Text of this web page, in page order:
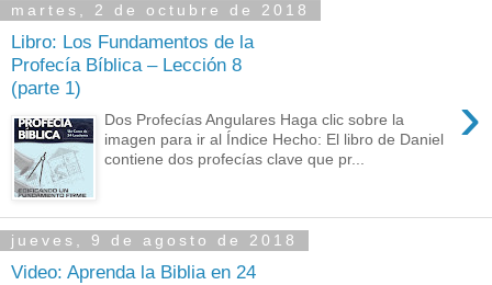
martes, 2 de octubre de 2018
Libro: Los Fundamentos de la
Profecía Bíblica – Lección 8
(parte 1)
›
Dos Profecías Angulares Haga clic sobre la
imagen para ir al Índice Hecho: El libro de Daniel
contiene dos profecías clave que pr...
jueves, 9 de agosto de 2018
Video: Aprenda la Biblia en 24